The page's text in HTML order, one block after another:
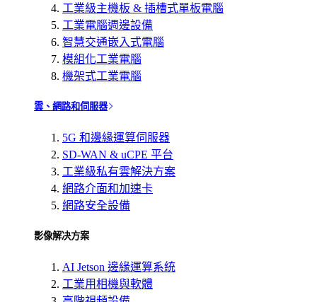
工業級主機板 & 插槽式單板電腦
工業電腦週邊設備
智慧交通嵌入式電腦
模組化工業電腦
機架式工業電腦
雲、網路和伺服器
5G 和邊緣運算伺服器
SD-WAN & uCPE 平台
工業級私有雲解決方案
網路介面和加速卡
網路安全設備
影像解决方案
AI Jetson 邊緣運算系統
工業用相機與軟體